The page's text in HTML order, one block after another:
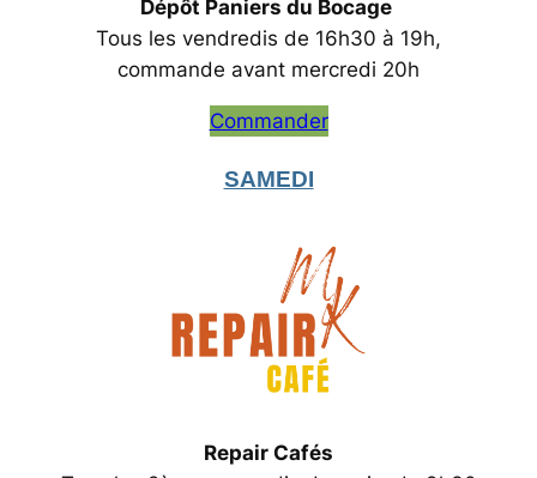
‌Dépôt Paniers du Bocage
‌Tous les vendredis de 16h30 à 19h,‌
commande avant mercredi 20h
Commander
SAMEDI
Repair Cafés